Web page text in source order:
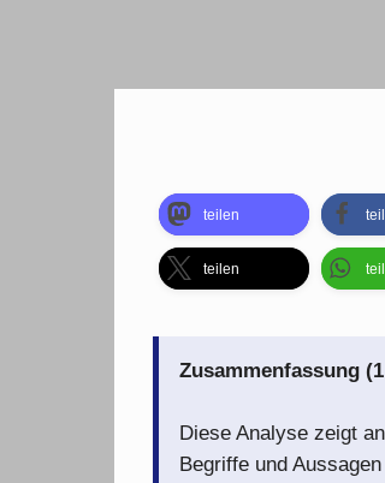
teilen
teilen
Zusammenfassung
Diese Analyse zeigt
Begriffe und